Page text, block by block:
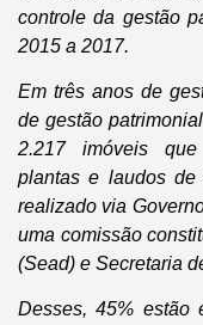
controle da gestão
2015 a 2017.
Em três anos de
de gestão
2.217 imóveis que
plantas e laudos
realizado via
uma comissão
(Sead) e Secretaria
Desses, 45% estão